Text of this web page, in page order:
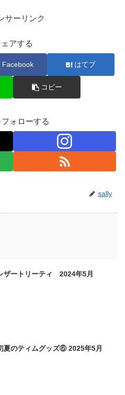
サーリンク
ェアする
Facebook はてブ
コピー
ォローする
sally
ザートリーティ 2024年5月
初夏のティムグッズ⑥ 2025年5月